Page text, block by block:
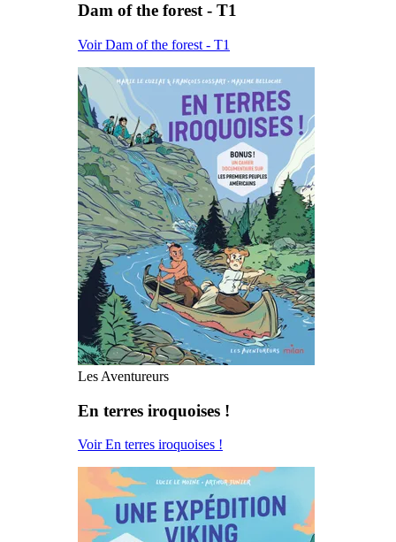
Dam of the forest - T1
Voir Dam of the forest - T1
Les Aventureurs
En terres iroquoises !
Voir En terres iroquoises !